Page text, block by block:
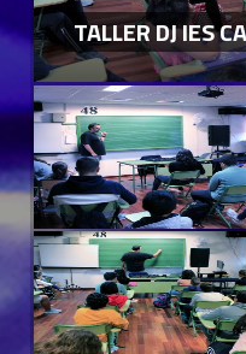
TALLER DJ IES